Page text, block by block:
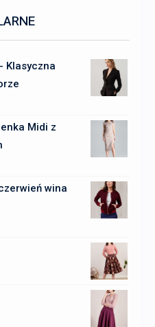
Klasyczna
Midi z
wina